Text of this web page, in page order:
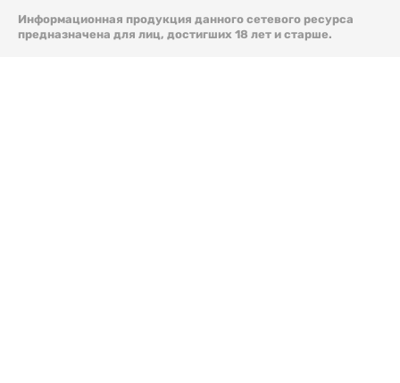
Информационная продукция данного сетевого ресурса
предназначена для лиц, достигших 18 лет и старше.